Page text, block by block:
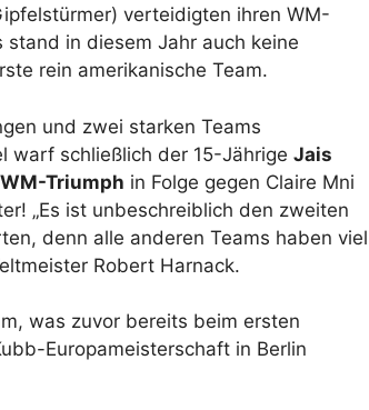
verteidigten ihren WM-
in diesem Jahr auch keine
rein amerikanische Team.
und zwei starken Teams
warf schließlich der 15-Jährige Jais
WM-Triumph in Folge gegen Claire Mni
„Es ist unbeschreiblich den zweiten
denn alle anderen Teams haben viel
Robert Harnack.
was zuvor bereits beim ersten
Europameisterschaft in Berlin